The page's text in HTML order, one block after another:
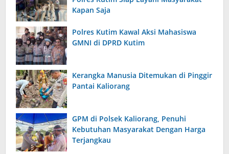
Kapan Saja
Polres Kutim Kawal Aksi Mahasiswa
GMNI di DPRD Kutim
Kerangka Manusia Ditemukan di Pinggir
Pantai Kaliorang
GPM di Polsek Kaliorang, Penuhi
Kebutuhan Masyarakat Dengan Harga
Terjangkau